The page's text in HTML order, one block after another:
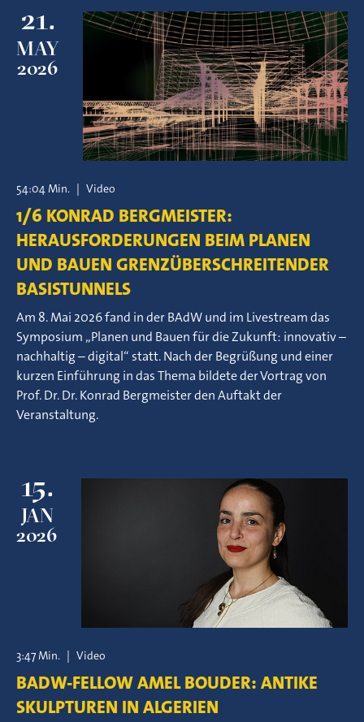
21.
MAY
2026
54:04 Min. | Video
1/6 KONRAD BERGMEISTER:
HERAUSFORDERUNGEN BEIM PLANEN
UND BAUEN GRENZÜBERSCHREITENDER
BASISTUNNELS
Am 8. Mai 2026 fand in der BAdW und im Livestream das
Symposium „Planen und Bauen für die Zukunft: innovativ –
nachhaltig – digital“ statt. Nach der Begrüßung und einer
kurzen Einführung in das Thema bildete der Vortrag von
Prof. Dr. Dr. Konrad Bergmeister den Auftakt der
Veranstaltung.
15.
JAN
2026
3:47 Min. | Video
BADW-FELLOW AMEL BOUDER: ANTIKE
SKULPTUREN IN ALGERIEN